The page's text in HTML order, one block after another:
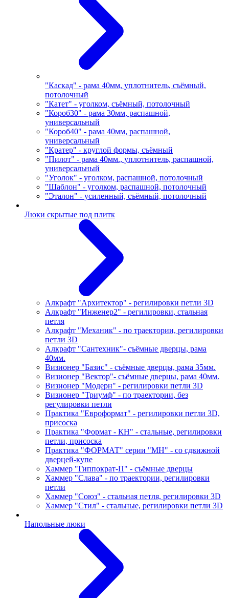
"Каскад" - рама 40мм, уплотнитель, съёмный,
потолочный
"Катет" - уголком, съёмный, потолочный
"Короб30" - рама 30мм, распашной,
универсальный
"Короб40" - рама 40мм, распашной,
универсальный
"Кратер" - круглой формы, съёмный
"Пилот" - рама 40мм., уплотнитель, распашной,
универсальный
"Уголок" - уголком, распашной, потолочный
"Шаблон" - уголком, распашной, потолочный
"Эталон" - усиленный, съёмный, потолочный
Люки скрытые под плитк
Алкрафт "Архитектор" - регилировки петли 3D
Алкрафт "Инженер2" - регилировки, стальная
петля
Алкрафт "Механик" - по траектории, регилировки
петли 3D
Алкрафт "Сантехник"- съёмные дверцы, рама
40мм.
Визионер "Базис" - съёмные дверцы, рама 35мм.
Визионер "Вектор"- съёмные дверцы, рама 40мм.
Визионер "Модерн" - регилировки петли 3D
Визионер "Триумф" - по траектории, без
регулировки петли
Практика "Евроформат" - регилировки петли 3D,
присоска
Практика "Формат - КН" - стальные, регилировки
петли, присоска
Практика "ФОРМАТ" серии "МН" - со сдвижной
дверцей-купе
Хаммер "Гиппократ-П" - съёмные дверцы
Хаммер "Слава" - по траектории, регилировки
петли
Хаммер "Союз" - стальная петля, регилировки 3D
Хаммер "Стил" - стальные, регилировки петли 3D
Напольные люки